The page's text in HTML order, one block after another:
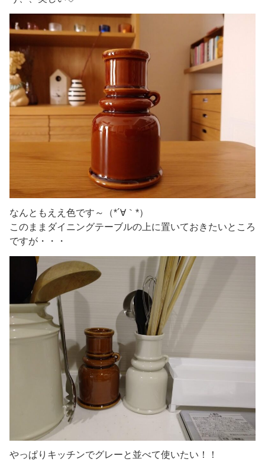
なんともええ色です～（*´∀｀*）
このままダイニングテーブルの上に置いておきたいところ
ですが・・・
やっぱりキッチンでグレーと並べて使いたい！！